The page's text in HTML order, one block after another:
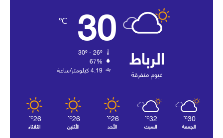
الرباط
غيوم متفرقة
30
℃
67%
4.19 كيلومتر/ساعة
30
℃
الجمعة
32
℃
السبت
26
℃
الأحد
26
℃
الأثنين
26
℃
الثلاثاء